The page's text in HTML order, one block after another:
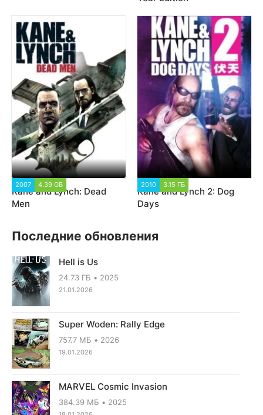
2007 4.39 GB
Kane and Lynch: Dead
Men
2010 3.15 ГБ
Kane and Lynch 2: Dog
Days
Последние обновления
Hell is Us
24.73 ГБ 2025
21.01.2026
Super Woden: Rally Edge
757.7 МБ 2026
19.01.2026
MARVEL Cosmic Invasion
384.39 МБ 2025